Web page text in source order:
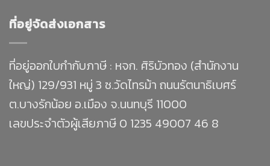
ที่อยู่จัดส่งเอกสาร
ที่อยู่ออกใบกำกับภาษี : หจก. ศิริบัวทอง (สำนักงาน
ใหญ่) 129/931 หมู่ 3 ซ.วัดไทรม้า ถนนรัตนาธิเบศร์
ต.บางรักน้อย อ.เมือง จ.นนทบุรี 11000
เลขประจำตัวผู้เสียภาษี 0 1235 49007 46 8